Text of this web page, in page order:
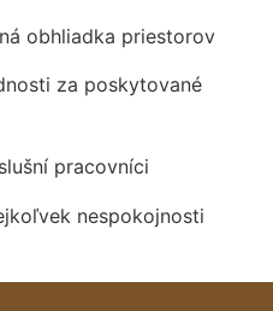
obhliadka priestorov
za poskytované
pracovníci
nespokojnosti